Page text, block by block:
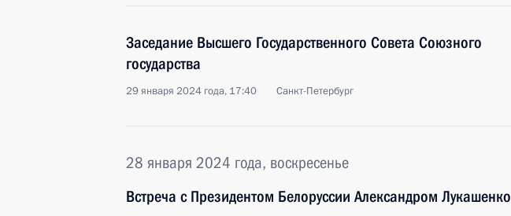
Заседание Высшего Государственного Совета Союзного
государства
29 января 2024 года, 17:40 Санкт-Петербург
28 января 2024 года, воскресенье
Встреча с Президентом Белоруссии Александром Лукашенко